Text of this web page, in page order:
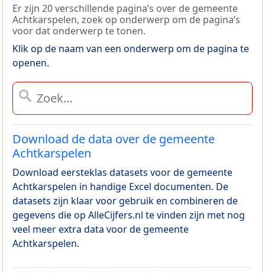
Er zijn 20 verschillende pagina’s over de gemeente
Achtkarspelen, zoek op onderwerp om de pagina’s
voor dat onderwerp te tonen.
Klik op de naam van een onderwerp om de pagina te
openen.
Download de data over de gemeente
Achtkarspelen
Download eersteklas datasets voor de gemeente
Achtkarspelen in handige Excel documenten. De
datasets zijn klaar voor gebruik en combineren de
gegevens die op AlleCijfers.nl te vinden zijn met nog
veel meer extra data voor de gemeente
Achtkarspelen.